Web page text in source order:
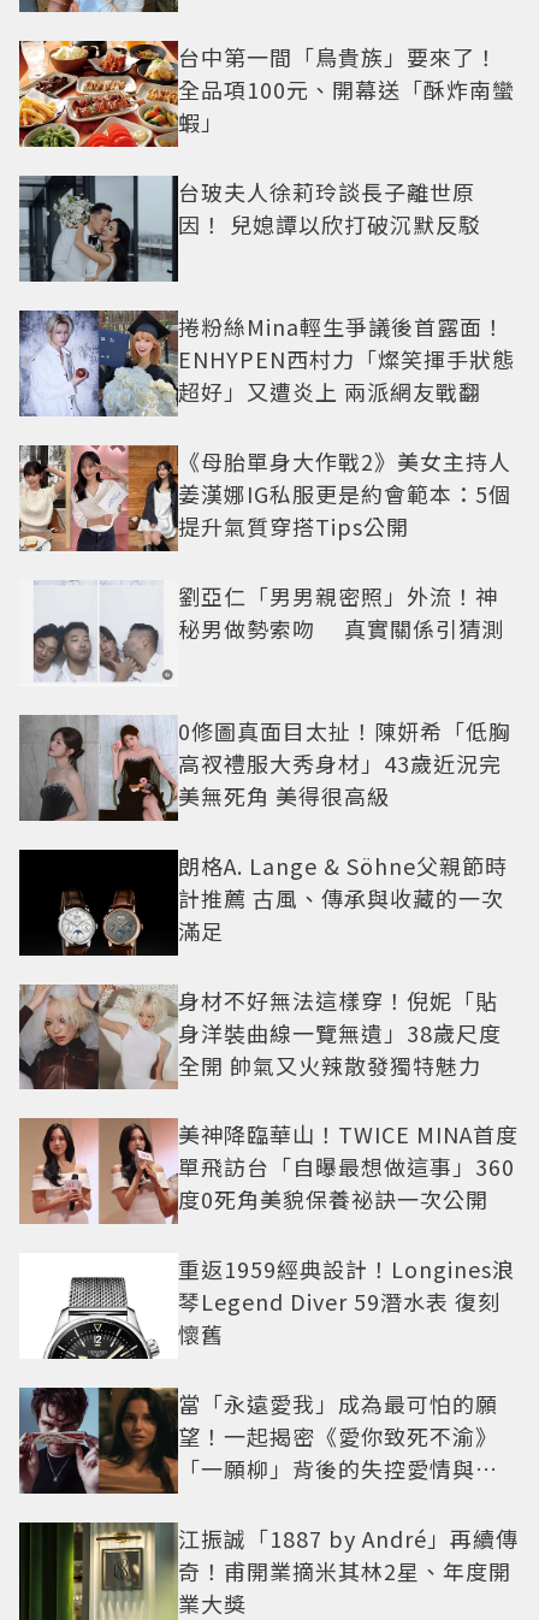
台中第一間「鳥貴族」要來了！
全品項100元、開幕送「酥炸南蠻
蝦」
台玻夫人徐莉玲談長子離世原
因！ 兒媳譚以欣打破沉默反駁
捲粉絲Mina輕生爭議後首露面！
ENHYPEN西村力「燦笑揮手狀態
超好」又遭炎上 兩派網友戰翻
《母胎單身大作戰2》美女主持人
姜漢娜IG私服更是約會範本：5個
提升氣質穿搭Tips公開
劉亞仁「男男親密照」外流！神
秘男做勢索吻 真實關係引猜測
0修圖真面目太扯！陳妍希「低胸
高衩禮服大秀身材」43歲近況完
美無死角 美得很高級
朗格A. Lange & Söhne父親節時
計推薦 古風、傳承與收藏的一次
滿足
身材不好無法這樣穿！倪妮「貼
身洋裝曲線一覽無遺」38歲尺度
全開 帥氣又火辣散發獨特魅力
美神降臨華山！TWICE MINA首度
單飛訪台「自曝最想做這事」360
度0死角美貌保養祕訣一次公開
重返1959經典設計！Longines浪
琴Legend Diver 59潛水表 復刻
懷舊
當「永遠愛我」成為最可怕的願
望！一起揭密《愛你致死不渝》
「一願柳」背後的失控愛情與爆
江振誠「1887 by André」再續傳
奇！甫開業摘米其林2星、年度開
業大獎